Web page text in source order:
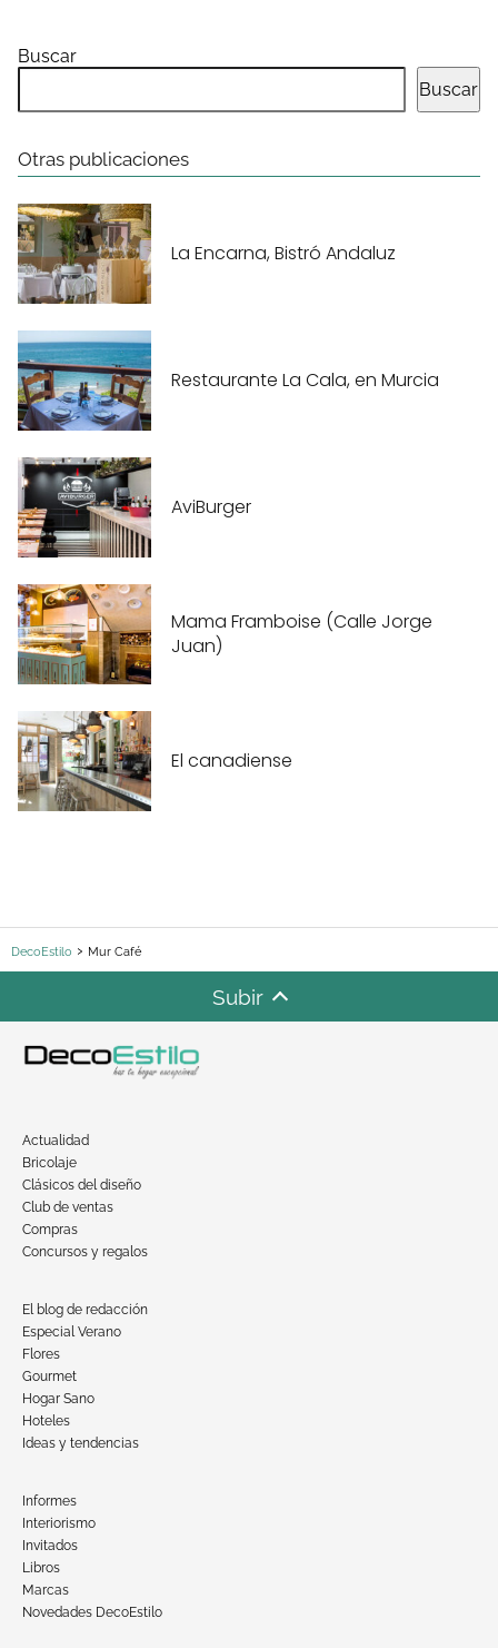
Buscar
Buscar
Otras publicaciones
La Encarna, Bistró Andaluz
Restaurante La Cala, en Murcia
AviBurger
Mama Framboise (Calle Jorge
Juan)
El canadiense
DecoEstilo Mur Café
Subir
Actualidad
Bricolaje
Clásicos del diseño
Club de ventas
Compras
Concursos y regalos
El blog de redacción
Especial Verano
Flores
Gourmet
Hogar Sano
Hoteles
Ideas y tendencias
Informes
Interiorismo
Invitados
Libros
Marcas
Novedades DecoEstilo